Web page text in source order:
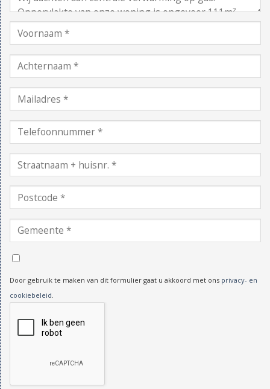
Door gebruik te maken van dit formulier gaat u akkoord met ons privacy- en
cookiebeleid.